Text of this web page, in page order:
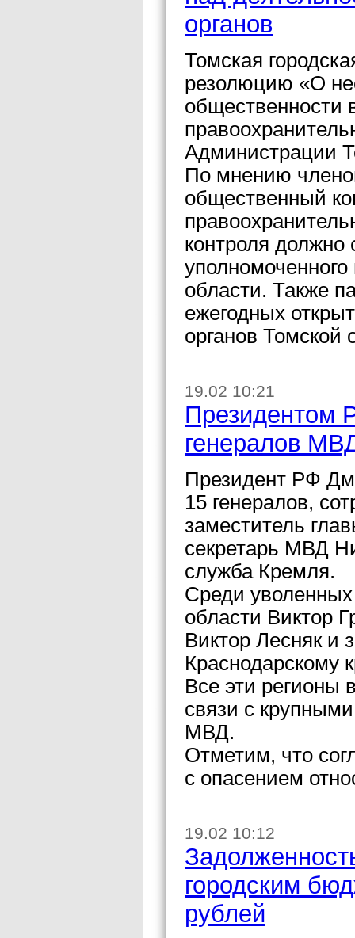
органов
Томская
резолюцию «О
общественности
Администрации
По мнению
общественный
контроля должно
области. Также
ежегодных
органов Томской
19.02 10:21
Президентом
генералов
Президент РФ
15 генералов,
заместитель
секретарь МВД
служба Кремля.
Среди
области Виктор
Виктор Лесняк и
Краснодарскому
Все эти регионы
связи с
МВД.
Отметим, что
с опасением
19.02 10:12
городским
рублей